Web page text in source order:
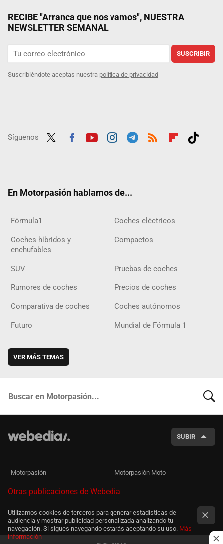
RECIBE "Arranca que nos vamos", NUESTRA
NEWSLETTER SEMANAL
SUSCRIBIR
Suscribiéndote aceptas nuestra política de privacidad
Síguenos
En Motorpasión hablamos de...
Fórmula1 Coches eléctricos
Coches híbridos y
enchufables
Compactos
SUV Pruebas de coches
Rumores de coches Precios de coches
Comparativa de coches Coches autónomos
Futuro Mundial de Fórmula 1
VER MÁS TEMAS
SUBIR
Motorpasión Motorpasión Moto
Otras publicaciones de Webedia
Utilizamos cookies de terceros para generar estadísticas de
audiencia y mostrar publicidad personalizada analizando tu
navegación. Si sigues navegando estarás aceptando su uso. Más
información